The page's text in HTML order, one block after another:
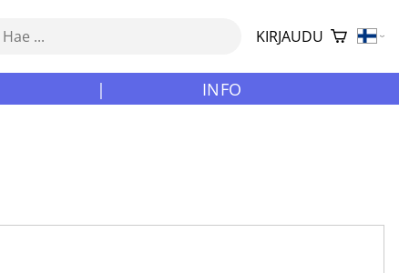
KIRJAUDU
| INFO